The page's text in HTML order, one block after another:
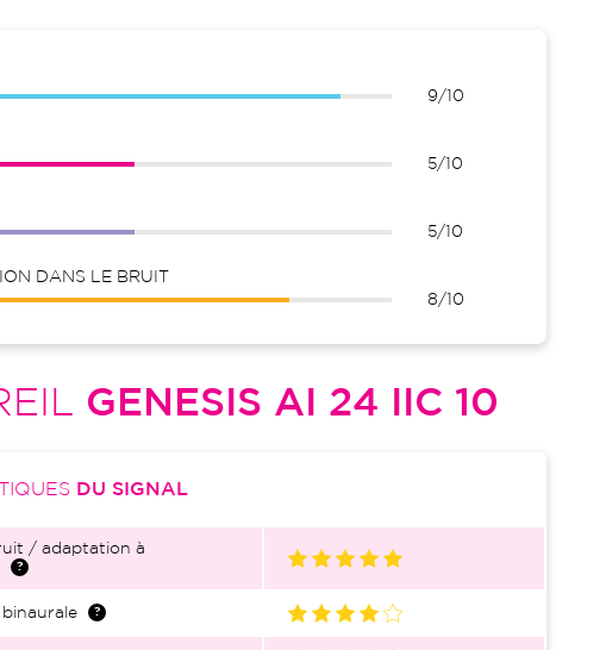
9/10
5/10
5/10
DANS LE BRUIT
8/10
GENESIS AI 24 IIC 10
DU SIGNAL
/ adaptation à